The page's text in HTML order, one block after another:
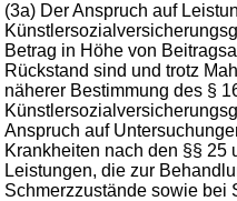
(3a) Der Anspruch auf
Betrag in Höhe von
Rückstand sind und trotz
näherer Bestimmung des §
Anspruch auf
Krankheiten nach den §§ 25
Leistungen, die zur
Schmerzzustände sowie bei